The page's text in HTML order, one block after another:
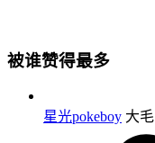
被谁赞得最多
星光pokeboy 大毛